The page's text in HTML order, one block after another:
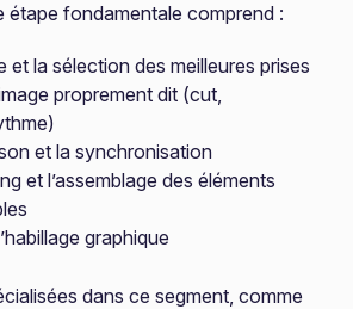
étape fondamentale comprend :
et la sélection des meilleures prises
proprement dit (cut,
et la synchronisation
et l’assemblage des éléments
graphique
dans ce segment, comme